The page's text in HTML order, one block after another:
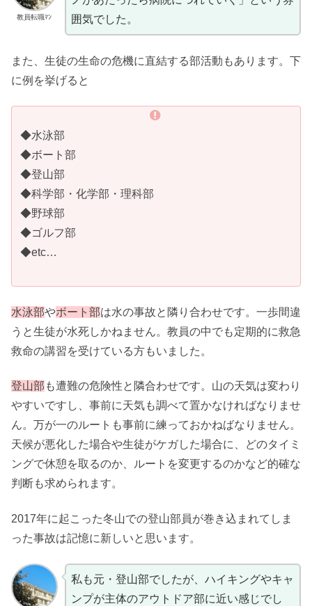
教員転職ﾏﾝ
囲気でした。
また、生徒の生命の危機に直結する部活動もあります。下
に例を挙げると
◆水泳部
◆ボート部
◆登山部
◆科学部・化学部・理科部
◆野球部
◆ゴルフ部
◆etc…
水泳部やボート部は水の事故と隣り合わせです。一歩間違
うと生徒が水死しかねません。教員の中でも定期的に救急
救命の講習を受けている方もいました。
登山部 も遭難の危険性と隣合わせです。山の天気は変わり
やすいですし、事前に天気も調べて置かなければなりませ
ん。万が一のルートも事前に練っておかねばなりません。
天候が悪化した場合や生徒がケガした場合に、どのタイミ
ングで休憩を取るのか、ルートを変更するのかなど的確な
判断も求められます。
2017年に起こった冬山での登山部員が巻き込まれてしま
った事故は記憶に新しいと思います。
私も元・登山部でしたが、ハイキングやキャ
ンプが主体のアウトドア部に近い感じでし